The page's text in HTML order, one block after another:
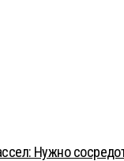
Нужно